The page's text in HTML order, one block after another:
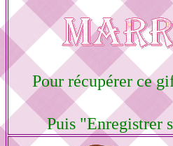
Pour récupérer ce
Puis "Enregistrer